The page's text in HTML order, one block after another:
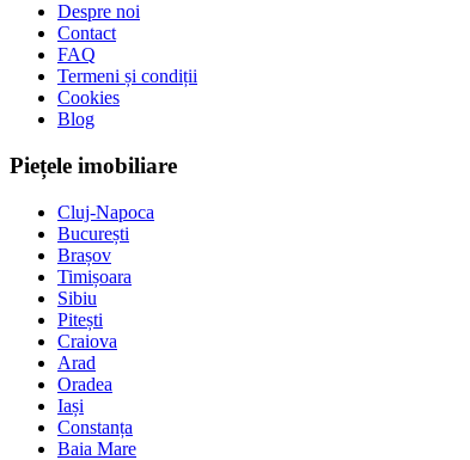
Despre noi
Contact
FAQ
Termeni și condiții
Cookies
Blog
Piețele imobiliare
Cluj-Napoca
București
Brașov
Timișoara
Sibiu
Pitești
Craiova
Arad
Oradea
Iași
Constanța
Baia Mare